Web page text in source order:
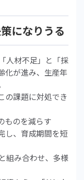
になりうる
人材不足」と「採
化が進み、生産年
の課題に対処でき
ものを減らす
し、育成期間を短
組み合わせ、多様